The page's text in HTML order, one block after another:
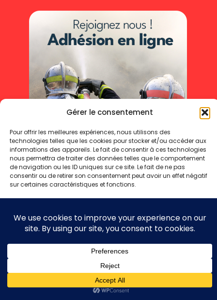
Gérer le consentement
Pour offrir les meilleures expériences, nous utilisons des
technologies telles que les cookies pour stocker et/ou accéder aux
informations des appareils. Le fait de consentir à ces technologies
nous permettra de traiter des données telles que le comportement
de navigation ou les ID uniques sur ce site. Le fait de ne pas
consentir ou de retirer son consentement peut avoir un effet négatif
sur certaines caractéristiques et fonctions.
Refuser
Voir les préférences
Politique de cookiesPolitique de confidentialité
Mentions légales
Politique de cookies
Copyright 2025 © - Toute reproduction même partielle interdite